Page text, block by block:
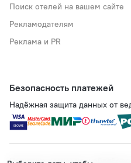
Поиск отелей на вашем сайте
Рекламодателям
Реклама и PR
Безопасность платежей
Надёжная защита данных от
Политика хранения и